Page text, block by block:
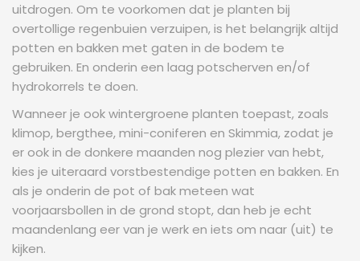
uitdrogen. Om te voorkomen dat je planten bij
overtollige regenbuien verzuipen, is het belangrijk altijd
potten en bakken met gaten in de bodem te
gebruiken. En onderin een laag potscherven en/of
hydrokorrels te doen.
Wanneer je ook wintergroene planten toepast, zoals
klimop, bergthee, mini-coniferen en Skimmia, zodat je
er ook in de donkere maanden nog plezier van hebt,
kies je uiteraard vorstbestendige potten en bakken. En
als je onderin de pot of bak meteen wat
voorjaarsbollen in de grond stopt, dan heb je echt
maandenlang eer van je werk en iets om naar (uit) te
kijken.